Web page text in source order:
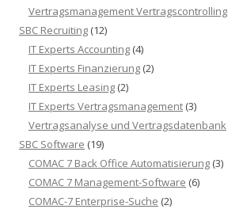
Vertragsmanagement Vertragscontrolling
SBC Recruiting (12)
IT Experts Accounting (4)
IT Experts Finanzierung (2)
IT Experts Leasing (2)
IT Experts Vertragsmanagement (3)
Vertragsanalyse und Vertragsdatenbank
SBC Software (19)
COMAC 7 Back Office Automatisierung (3)
COMAC 7 Management-Software (6)
COMAC-7 Enterprise-Suche (2)